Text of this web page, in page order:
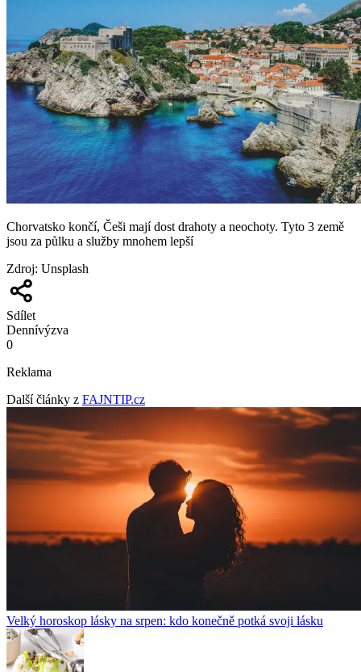
Chorvatsko končí, Češi mají dost drahoty a neochoty. Tyto 3 země
jsou za půlku a služby mnohem lepší
Zdroj: Unsplash
Sdílet
Dennívýzva
0
Reklama
Další články z FAJNTIP.cz
Velký horoskop lásky na srpen: kdo konečně potká svoji lásku